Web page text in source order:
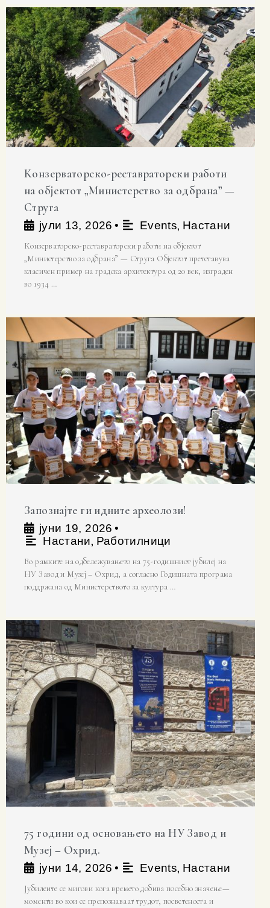
Конзерваторско-реставраторски работи
на објектот „Министерство за одбрана” —
Струга
јули 13, 2026 • Events, Настани
Конзерваторско-реставраторски работи на објектот
„Министерство за одбрана” — Струга Објектот претставува
класичен пример на градска архитектура од 20 век, изграден
во 1934 …
Запознајте ги идните археолози!
јуни 19, 2026 •
Настани, Работилници
Во рамките на одбележувањето на 75-годишниот јубилеј на
НУ Завод и Музеј – Охрид, а согласно Годишната програма
поддржана од Министерството за култура …
75 години од основањето на НУ Завод и
Музеј – Охрид.
јуни 14, 2026 • Events, Настани
Јубилеите се мигови кога времето добива посебно значење—
моменти во кои се препознаваат трудот, посветеноста и